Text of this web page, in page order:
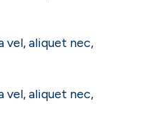
vel, aliquet nec,
vel, aliquet nec,